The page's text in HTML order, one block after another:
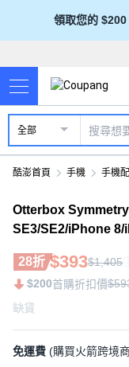
領取您的
全部
酷澎首頁 手機 手機
Otterbox
SE3/SE2/iPhone 8/
28折 $393$1,405
$200首購折扣價
缺貨
免運費 (購買火箭跨境